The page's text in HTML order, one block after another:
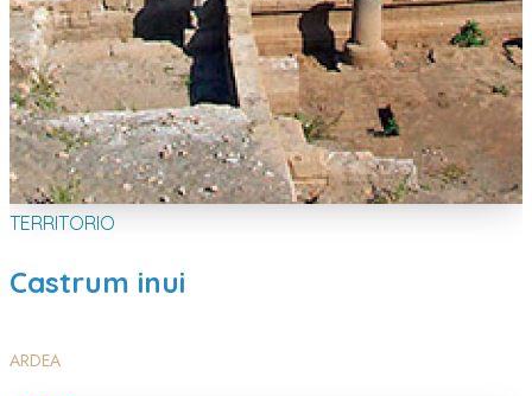
TERRITORIO
Castrum inui
ARDEA